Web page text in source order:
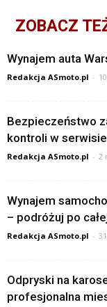
ZOBACZ
Wynajem auta
Redakcja ASmoto.pl -
Bezpieczeństwo
kontroli w serwisie
Redakcja ASmoto.pl - 2
Wynajem
– podróżuj po
Redakcja ASmoto.pl -
Odpryski na
profesjonalna